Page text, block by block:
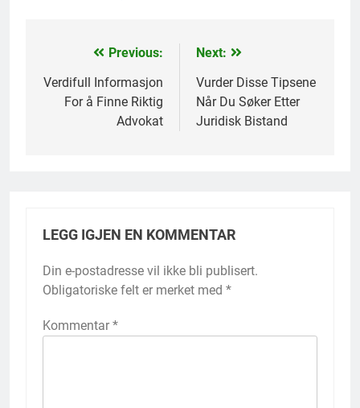
Innleggsnavigasjon
Previous:
Verdifull Informasjon
For å Finne Riktig
Advokat
Next:
Vurder Disse Tipsene
Når Du Søker Etter
Juridisk Bistand
LEGG IGJEN EN KOMMENTAR
Din e-postadresse vil ikke bli publisert.
Obligatoriske felt er merket med *
Kommentar *